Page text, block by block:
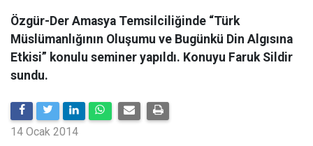
Özgür-Der Amasya Temsilciliğinde “Türk
Müslümanlığının Oluşumu ve Bugünkü Din Algısına
Etkisi” konulu seminer yapıldı. Konuyu Faruk Sildir
sundu.
14 Ocak 2014